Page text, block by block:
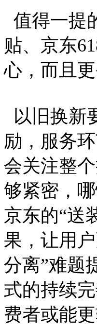
值得一提
贴、京东
心，而且更
以旧换新
励，服务
会关注整
够紧密，
京东的“送
果，让用
分离”难题
式的持续
费者或能